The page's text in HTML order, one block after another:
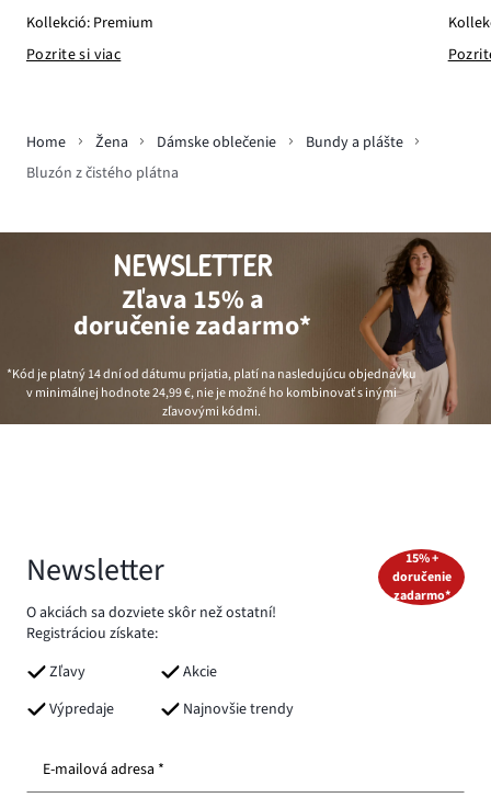
Kollekció: Premium
Pozrite si viac
Home Žena Dámske oblečenie
Bundy a plášte
Bluzón z čistého plátna
NEWSLETTER
Zľava 15% a
doručenie zadarmo*
*Kód je platný 14 dní od dátumu prijatia, platí na nasledujúcu objednávku
v minimálnej hodnote24,99 €, nie je možné ho kombinovať s inými
zľavovými kódmi.
Newsletter
O akciách sa dozviete skôr než ostatní!
Registráciou získate:
Zľavy
Akcie
Výpredaje
Najnovšie trendy
15% +
doručenie
zadarmo*
E-mailová adresa *